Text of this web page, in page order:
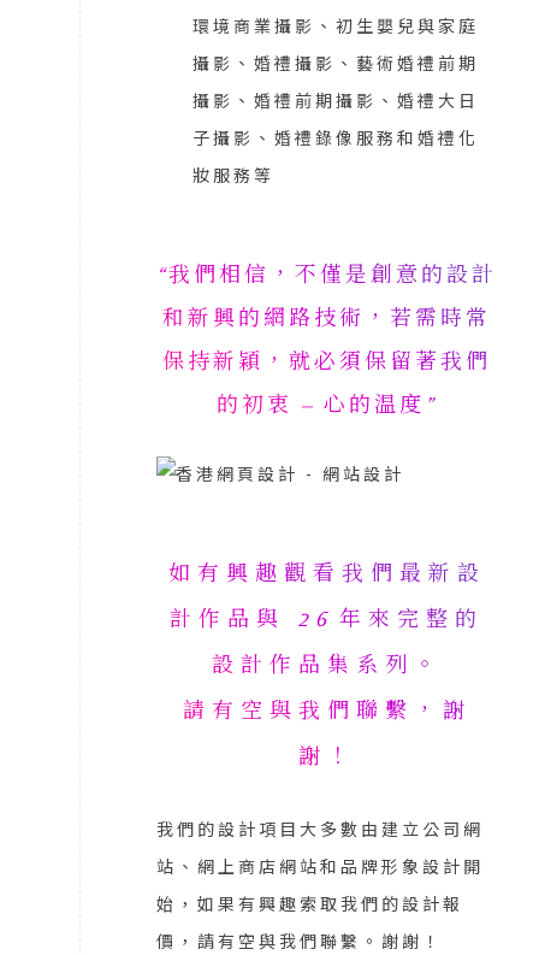
環境商業攝影、初生嬰兒與家庭
攝影、婚禮攝影、藝術婚禮前期
攝影、婚禮前期攝影、婚禮大日
子攝影、婚禮錄像服務和婚禮化
妝服務等
“我們相信，不僅是創意的設計
和新興的網路技術，若需時常
保持新穎，就必須保留著我們
的初衷 – 心的温度”
如有興趣觀看我們最新設
計作品與
26 年來完整的
設計作品集系列。
請有空與我們聯繫，謝
謝！
我們的設計項目大多數由建立公司網
站、網上商店網站和品牌形象設計開
始，如果有興趣索取我們的設計報
價， 請有空與我們聯繫 。謝謝！